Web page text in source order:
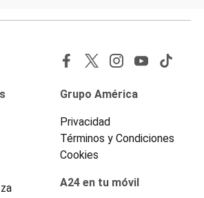
Grupo América
Privacidad
Términos y Condiciones
Cookies
A24 en tu móvil